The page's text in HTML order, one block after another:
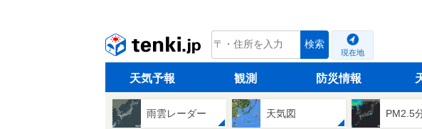
tenki.jp 検索
現在地
天気予報 観測 防災情報
雨雲レーダー 天気図 PM2.5